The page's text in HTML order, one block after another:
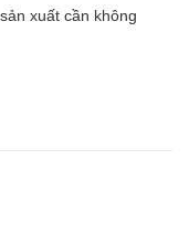
xuất cần không